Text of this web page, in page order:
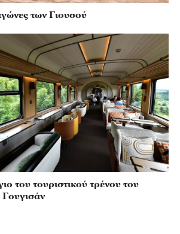
των Γιουσού
του τουριστικού τρένου του